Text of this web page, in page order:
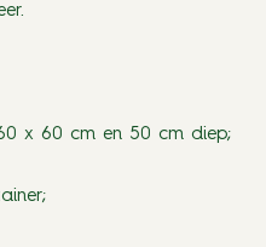
x 60 cm en 50 cm diep;